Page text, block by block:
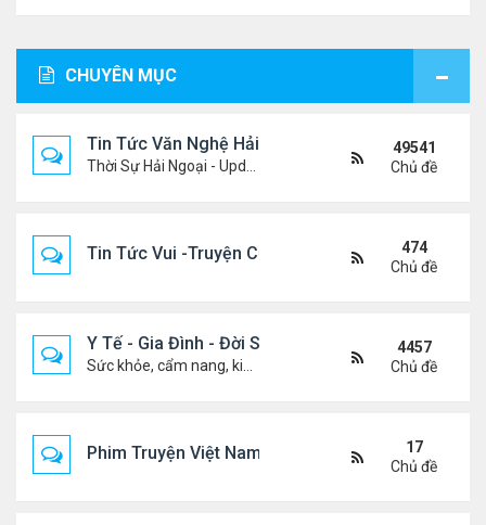
CHUYÊN MỤC
Tin Tức Văn Nghệ Hải Ngoại
49541
Chủ đề
Tin Tức Vui -Truyện Cười- Video Hài
474
Chủ đề
Y Tế - Gia Đình - Đời Sống
4457
Chủ đề
Phim Truyện Việt Nam Online
17
Chủ đề